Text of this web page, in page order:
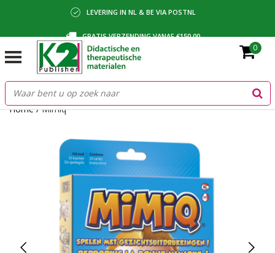
LEVERING IN NL & BE VIA POSTNL
GRATIS VERZENDING VANAF €150,00
BETALING VIA IDEAL, BANCONTACT OF FACTUUR
0
Home/Mimiq